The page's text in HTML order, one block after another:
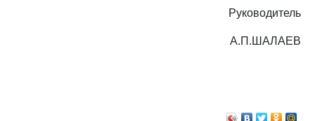
Руководитель
А.П.ШАЛАЕВ